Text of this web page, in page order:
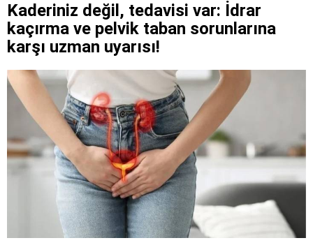
Kaderiniz değil, tedavisi var: İdrar
kaçırma ve pelvik taban sorunlarına
karşı uzman uyarısı!